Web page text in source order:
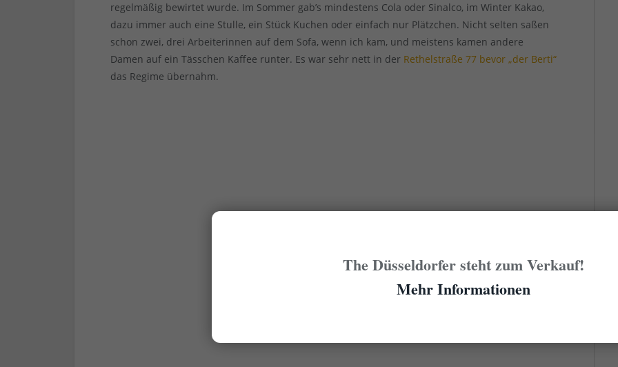
regelmäßig bewirtet wurde. Im Sommer gab’s mindestens Cola oder Sinalco, im Winter Kakao,
dazu immer auch eine Stulle, ein Stück Kuchen oder einfach nur Plätzchen. Nicht selten saßen
schon zwei, drei Arbeiterinnen auf dem Sofa, wenn ich kam, und meistens kamen andere
Damen auf ein Tässchen Kaffee runter. Es war sehr nett in der Rethelstraße 77 bevor „der Berti“
das Regime übernahm.
The Düsseldorfer steht zum Verkauf!
Mehr Informationen